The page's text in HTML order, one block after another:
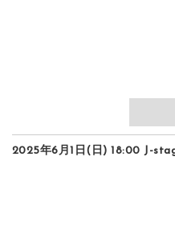
2025年6月1日(日) 18:00 J-